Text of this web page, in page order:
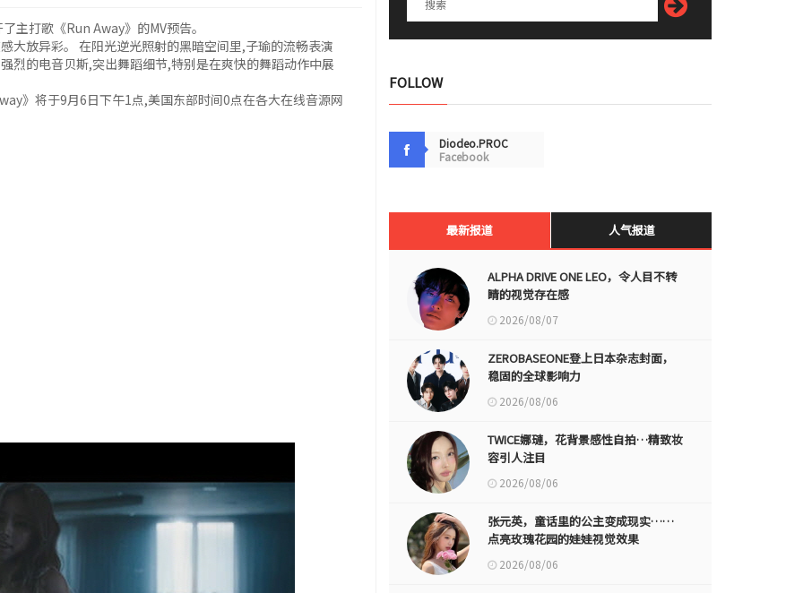
主打歌《Run Away》的MV预告。
大放异彩。 在阳光逆光照射的黑暗空间里,子瑜的流畅表演
的电音贝斯,突出舞蹈细节,特别是在爽快的舞蹈动作中展
》将于9月6日下午1点,美国东部时间0点在各大在线音源网
FOLLOW
Diodeo.PROC
Facebook
最新报道 人气报道
ALPHA DRIVE ONE LEO，令人目不转
睛的视觉存在感
2026/08/07
ZEROBASEONE登上日本杂志封面，
稳固的全球影响力
2026/08/06
TWICE娜璉，花背景感性自拍…精致妆
容引人注目
2026/08/06
张元英，童话里的公主变成现实……
点亮玫瑰花园的娃娃视觉效果
2026/08/06